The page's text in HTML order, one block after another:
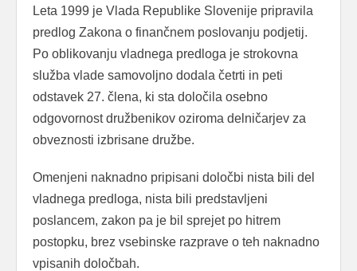
Leta 1999 je Vlada Republike Slovenije pripravila
predlog Zakona o finančnem poslovanju podjetij.
Po oblikovanju vladnega predloga je strokovna
služba vlade samovoljno dodala četrti in peti
odstavek 27. člena, ki sta določila osebno
odgovornost družbenikov oziroma delničarjev za
obveznosti izbrisane družbe.
Omenjeni naknadno pripisani določbi nista bili del
vladnega predloga, nista bili predstavljeni
poslancem, zakon pa je bil sprejet po hitrem
postopku, brez vsebinske razprave o teh naknadno
vpisanih določbah.